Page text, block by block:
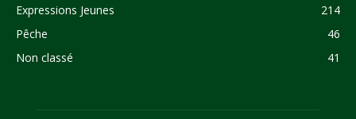
Expressions Jeunes
214
Pêche
46
Non classé
41